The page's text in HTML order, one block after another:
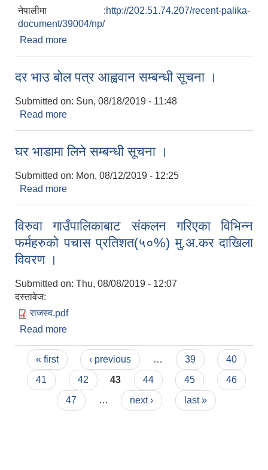
नेपालीमा :http://202.51.74.207/recent-palika-
document/39004/np/
Read more
दर भाउ बोल पत्र आह्ववान सम्बन्धी सूचना ।
Submitted on: Sun, 08/18/2019 - 11:48
Read more
घर भाडामा लिने सम्बन्धी सूचना ।
Submitted on: Mon, 08/12/2019 - 12:25
Read more
विरुवा गाउँपालिकाबाट संकलन गरिएका विभिन्न
फर्महरुको पचास प्रतिशत(५०%) मु.अ.कर दाखिला
विवरण ।
Submitted on: Thu, 08/08/2019 - 12:07
दस्तावेज:
राजस्व.pdf
Read more
।
Pages
« first ‹ previous … 39
40
41
42 43 44 45
46
47
… next › last »